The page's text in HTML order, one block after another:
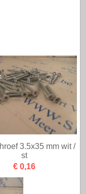
3.5x35 mm wit /
st
€ 0,16